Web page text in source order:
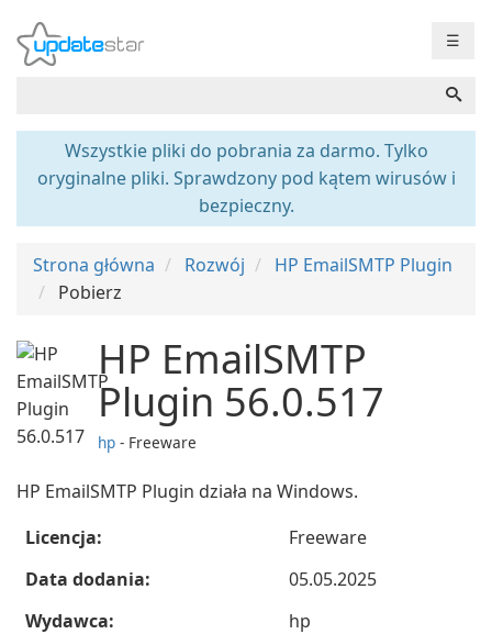
☰
Wszystkie pliki do pobrania za darmo. Tylko
oryginalne pliki. Sprawdzony pod kątem wirusów i
bezpieczny.
Strona główna Rozwój
HP EmailSMTP Plugin
Pobierz
HP EmailSMTP
Plugin 56.0.517
hp - Freeware
HP EmailSMTP Plugin działa na Windows.
Licencja:
Freeware
Data dodania:
05.05.2025
Wydawca:
hp